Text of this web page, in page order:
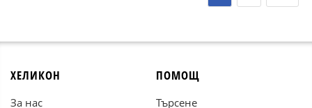
ХЕЛИКОН
За нас
ПОМОЩ
Търсене